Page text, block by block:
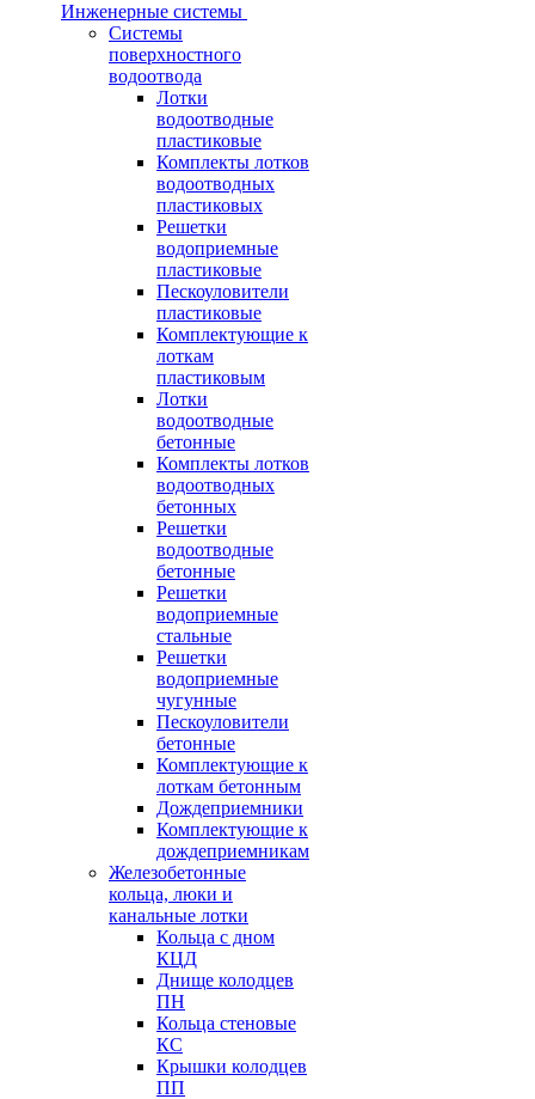
Инженерные системы
Системы
поверхностного
водоотвода
Лотки
водоотводные
пластиковые
Комплекты лотков
водоотводных
пластиковых
Решетки
водоприемные
пластиковые
Пескоуловители
пластиковые
Комплектующие к
лоткам
пластиковым
Лотки
водоотводные
бетонные
Комплекты лотков
водоотводных
бетонных
Решетки
водоотводные
бетонные
Решетки
водоприемные
стальные
Решетки
водоприемные
чугунные
Пескоуловители
бетонные
Комплектующие к
лоткам бетонным
Дождеприемники
Комплектующие к
дождеприемникам
Железобетонные
кольца, люки и
канальные лотки
Кольца с дном
КЦД
Днище колодцев
ПН
Кольца стеновые
КС
Крышки колодцев
ПП